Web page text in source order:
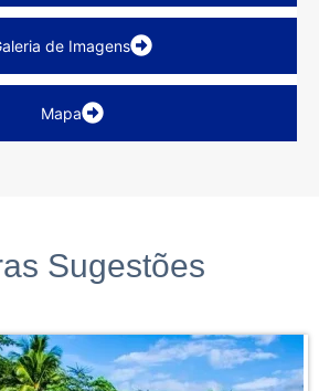
de Imagens
Mapa
Sugestões